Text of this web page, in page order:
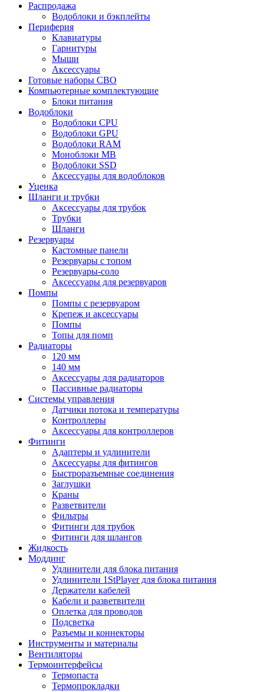
Распродажа
Водоблоки и бэкплейты
Периферия
Клавиатуры
Гарнитуры
Мыши
Аксессуары
Готовые наборы СВО
Компьютерные комплектующие
Блоки питания
Водоблоки
Водоблоки CPU
Водоблоки GPU
Водоблоки RAM
Моноблоки MB
Водоблоки SSD
Аксессуары для водоблоков
Уценка
Шланги и трубки
Аксессуары для трубок
Трубки
Шланги
Резервуары
Кастомные панели
Резервуары с топом
Резервуары-соло
Аксессуары для резервуаров
Помпы
Помпы с резервуаром
Крепеж и аксессуары
Помпы
Топы для помп
Радиаторы
120 мм
140 мм
Аксессуары для радиаторов
Пассивные радиаторы
Системы управления
Датчики потока и температуры
Контроллеры
Аксессуары для контроллеров
Фитинги
Адаптеры и удлинители
Аксессуары для фитингов
Быстроразъемные соединения
Заглушки
Краны
Разветвители
Фильтры
Фитинги для трубок
Фитинги для шлангов
Жидкость
Моддинг
Удлинители для блока питания
Удлинители 1StPlayer для блока питания
Держатели кабелей
Кабели и разветвители
Оплетка для проводов
Подсветка
Разъемы и коннекторы
Инструменты и материалы
Вентиляторы
Термоинтерфейсы
Термопаста
Термопрокладки